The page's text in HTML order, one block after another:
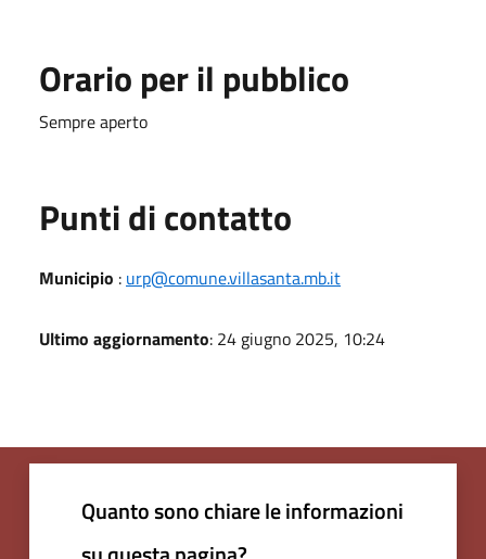
Orario per il pubblico
Sempre aperto
Punti di contatto
Municipio : urp@comune.villasanta.mb.it
Ultimo aggiornamento: 24 giugno 2025, 10:24
Quanto sono chiare le informazioni